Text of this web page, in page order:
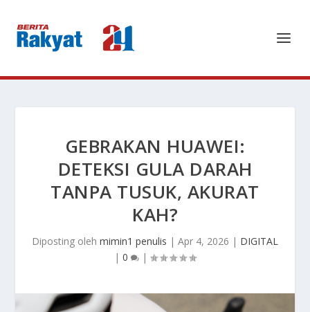
GEBRAKAN HUAWEI:
DETEKSI GULA DARAH
TANPA TUSUK, AKURAT
KAH?
Diposting oleh mimin1 penulis | Apr 4, 2026 | DIGITAL
| 0 |